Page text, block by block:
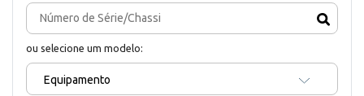
ou selecione um modelo:
Equipamento